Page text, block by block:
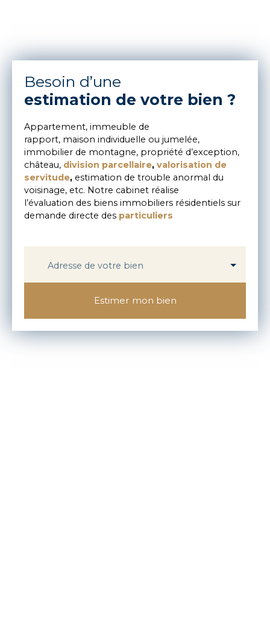
Besoin d’une
estimation de votre bien ?
Appartement, immeuble de
rapport, maison individuelle ou jumelée,
immobilier de montagne, propriété d’exception,
château, division parcellaire, valorisation de
servitude, estimation de trouble anormal du
voisinage, etc. Notre cabinet réalise
l’évaluation des biens immobiliers résidentiels sur
demande directe des particuliers
Adresse de votre bien
Estimer mon bien